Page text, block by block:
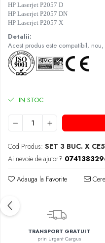
HP Laserjet P2057 D
HP Laserjet P2057 DN
HP Laserjet P2057 X
Detalii:
Acest produs este compatibil,
IN STOC
Cod Produs: SET 3 BUC. X
Ai nevoie de ajutor?
Adauga la Favorite
TRANSPORT GRATUIT
prin Urgent Cargus